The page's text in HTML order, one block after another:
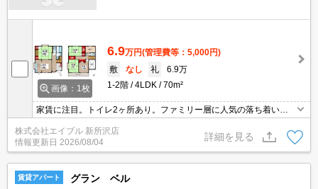
画像：1枚
6.9万円(管理費等：5,000円)
敷
なし 礼
6.9万
1-2階
4LDK 70m²
家賃に注目。トイレ2ヶ所あり。ファミリー層に人気の落ち着いた
エリアです。スーパーが近く(500m)買物便利。現地待ち合わせ、物
件ご案内可能。最新の空室状況はお気軽にお問い合わせ下さい。
株式会社エイブル 新所沢店
情報更新日 2026/08/04
詳細を見る
賃貸アパート グラン ベル